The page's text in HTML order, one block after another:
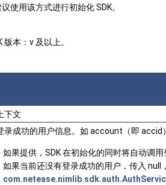
使用该方式进行初始化 SDK。
本：v 及以上。
下文
录成功的用户信息。如 account（即 accid
如果提供，SDK 在初始化的同时将自动调
如果当前还没有登录成功的用户，传入 null